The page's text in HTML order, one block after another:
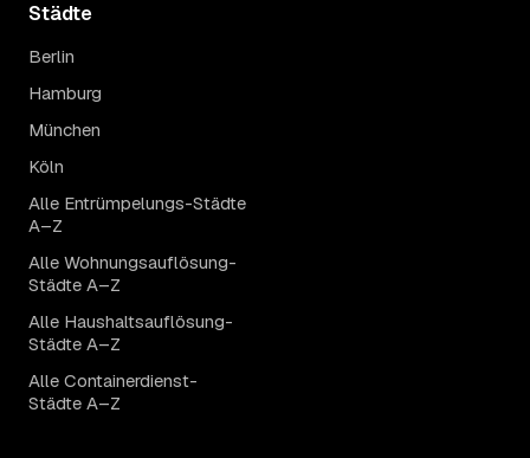
Städte
Berlin
Hamburg
München
Köln
Alle Entrümpelungs-Städte
A–Z
Alle Wohnungsauflösung-
Städte A–Z
Alle Haushaltsauflösung-
Städte A–Z
Alle Containerdienst-
Städte A–Z